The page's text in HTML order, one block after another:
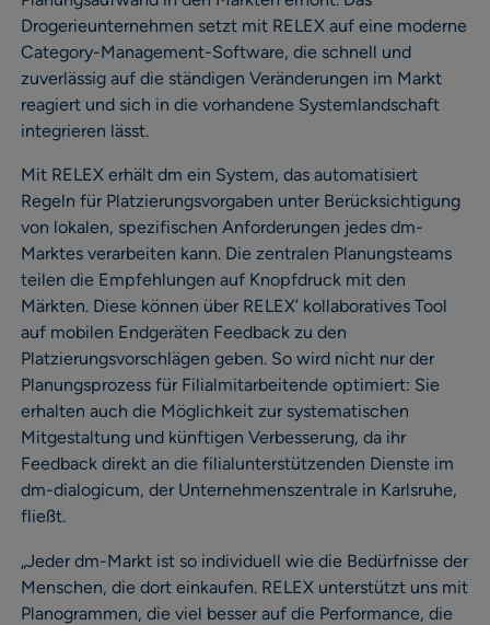
Drogerieunternehmen setzt mit RELEX auf eine moderne
Category-Management-Software, die schnell und
zuverlässig auf die ständigen Veränderungen im Markt
reagiert und sich in die vorhandene Systemlandschaft
integrieren lässt.
Mit RELEX erhält dm ein System, das automatisiert
Regeln für Platzierungsvorgaben unter Berücksichtigung
von lokalen, spezifischen Anforderungen jedes dm-
Marktes verarbeiten kann. Die zentralen Planungsteams
teilen die Empfehlungen auf Knopfdruck mit den
Märkten. Diese können über RELEX’ kollaboratives Tool
auf mobilen Endgeräten Feedback zu den
Platzierungsvorschlägen geben. So wird nicht nur der
Planungsprozess für Filialmitarbeitende optimiert: Sie
erhalten auch die Möglichkeit zur systematischen
Mitgestaltung und künftigen Verbesserung, da ihr
Feedback direkt an die filialunterstützenden Dienste im
dm-dialogicum, der Unternehmenszentrale in Karlsruhe,
fließt.
„Jeder dm-Markt ist so individuell wie die Bedürfnisse der
Menschen, die dort einkaufen. RELEX unterstützt uns mit
Planogrammen, die viel besser auf die Performance, die